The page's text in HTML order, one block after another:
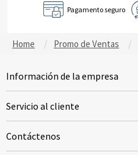
Pagamento seguro
Home Promo de Ventas
Información de la empresa
Servicio al cliente
Contáctenos